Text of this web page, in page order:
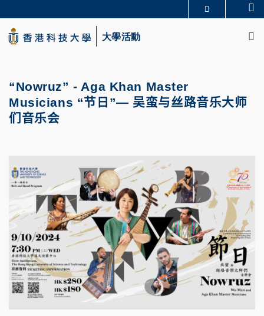
to
main
content
生活@科大
大學活動
“Nowruz” - Aga Khan Master
Musicians “节日 ”— 吴蛮与丝路音乐大师
们音乐会